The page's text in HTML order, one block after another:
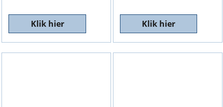
Klik hier Klik hier